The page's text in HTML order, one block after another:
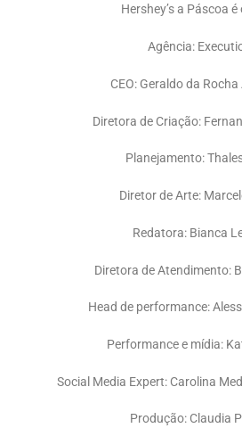
Hershey’s a Páscoa é
Agência:
CEO: Geraldo da
Diretora de Criação:
Planejamento:
Diretor de Arte:
Redatora: Bianca
Diretora de Atendimento:
Head de performance:
Performance e mídia:
Social Media Expert: Carolina
Produção: Claudia